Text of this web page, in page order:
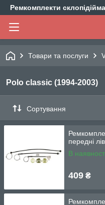
Ремкомплекти
Товари та послуги
Polo classic (1994-2003)
Сортування
передні
В
409 ₴